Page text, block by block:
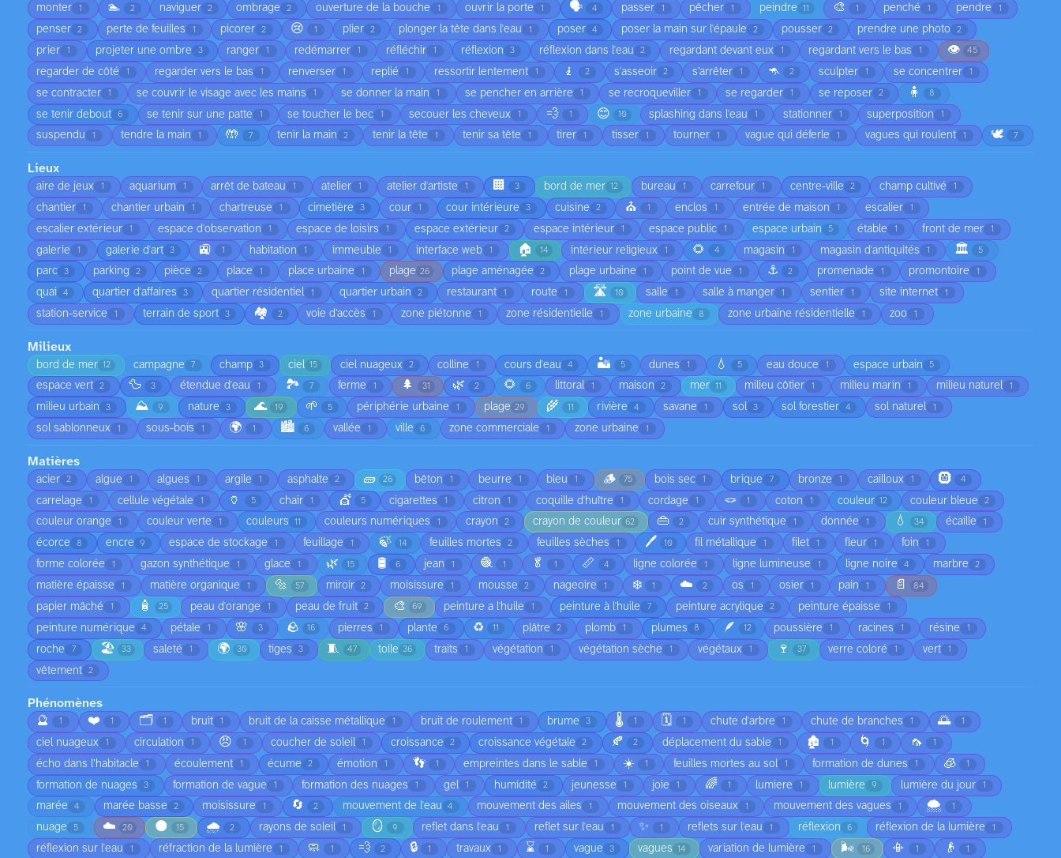
monter 1 🏊 2 naviguer 2 ombrage 2 ouverture de la bouche 1 ouvrir la porte 1 🗣️ 4 passer 1 pêcher 1 peindre 11 🎨 1 penché 1 pendre 1
penser 2 perte de feuilles 1 picorer 2 😢 1 plier 2 plonger la tête dans l'eau 1 poser 4 poser la main sur l'épaule 2 pousser 2 prendre une photo 2
prier 1 projeter une ombre 3 ranger 1 redémarrer 1 réfléchir 1 réflexion 3 réflexion dans l'eau 2 regardant devant eux 1 regardant vers le bas 1 👁️ 45
regarder de côté 1 regarder vers le bas 1 renverser 1 replié 1 ressortir lentement 1 🧎 2 s'asseoir 2 s’arrêter 1 🦘 2 sculpter 1 se concentrer 1
se contracter 1 se couvrir le visage avec les mains 1 se donner la main 1 se pencher en arrière 1 se recroqueviller 1 se regarder 1 se reposer 2 🧍 8
se tenir debout 6 se tenir sur une patte 1 se toucher le bec 1 secouer les cheveux 1 💨 1 😊 10 splashing dans l'eau 1 stationner 1 superposition 1
suspendu 1 tendre la main 1 🤲 7 tenir la main 2 tenir la tête 1 tenir sa tête 1 tirer 1 tisser 1 tourner 1 vague qui déferle 1 vagues qui roulent 1 🕊️ 7
Lieux
aire de jeux 1 aquarium 1 arrêt de bateau 1 atelier 1 atelier d'artiste 1 🏢 3 bord de mer 12 bureau 1 carrefour 1 centre-ville 2 champ cultivé 1
chantier 1 chantier urbain 1 chartreuse 1 cimetière 3 cour 1 cour intérieure 3 cuisine 2 ⛪ 1 enclos 1 entrée de maison 1 escalier 1
escalier extérieur 1 espace d'observation 1 espace de loisirs 1 espace extérieur 2 espace intérieur 1 espace public 1 espace urbain 5 étable 1 front de mer 1
galerie 1 galerie d'art 3 🚉 1 habitation 1 immeuble 1 interface web 1 🏠 14 intérieur religieux 1 🌻 4 magasin 1 magasin d'antiquités 1 🏛️ 5
parc 3 parking 2 pièce 2 place 1 place urbaine 1 plage 26 plage aménagée 2 plage urbaine 1 point de vue 1 ⚓ 2 promenade 1 promontoire 1
quai 4 quartier d'affaires 3 quartier résidentiel 1 quartier urbain 2 restaurant 1 route 1 🛣️ 10 salle 1 salle à manger 1 sentier 1 site internet 1
station-service 1 terrain de sport 3 🏘️ 2 voie d’accès 1 zone piétonne 1 zone résidentielle 1 zone urbaine 8 zone urbaine résidentielle 1 zoo 1
Milieux
bord de mer 12 campagne 7 champ 3 ciel 15 ciel nuageux 2 colline 1 cours d'eau 4 🏜️ 5 dunes 1 💧 5 eau douce 1 espace urbain 5
espace vert 2 🦆 3 étendue d'eau 1 🏞️ 7 ferme 1 🌲 31 🌿 2 🌻 6 littoral 1 maison 2 mer 11 milieu côtier 1 milieu marin 1 milieu naturel 1
milieu urbain 3 ⛰️ 9 nature 3 🌊 19 🌱 5 périphérie urbaine 1 plage 29 🌾 11 rivière 4 savane 1 sol 3 sol forestier 4 sol naturel 1
sol sablonneux 1 sous-bois 1 🌍 1 🏙️ 6 vallée 1 ville 6 zone commerciale 1 zone urbaine 1
Matières
acier 2 algue 1 algues 1 argile 1 asphalte 2 🧱 26 bêton 1 beurre 1 bleu 1 🪵 75 bois sec 1 brique 7 bronze 1 cailloux 1 🛞 4
carrelage 1 cellule végétale 1 🏺 5 chair 1 💇 5 cigarettes 1 citron 1 coquille d'huître 1 cordage 1 🪢 1 coton 1 couleur 12 couleur bleue 2
couleur orange 1 couleur verte 1 couleurs 11 couleurs numériques 1 crayon 2 crayon de couleur 62 👜 2 cuir synthétique 1 donnée 1 💧 34 écaille 1
écorce 8 encre 9 espace de stockage 1 feuillage 1 🍃 14 feuilles mortes 2 feuilles sèches 1 🖊️ 10 fil métallique 1 filet 1 fleur 1 foin 1
forme colorée 1 gazon synthétique 1 glace 1 🌿 15 🛢️ 6 jean 1 🧶 1 🥬 1 📏 4 ligne colorée 1 ligne lumineuse 1 ligne noire 4 marbre 2
matière épaisse 1 matière organique 1 🔩 57 miroir 2 moisissure 1 mousse 2 nageoire 1 ❄️ 1 ☁️ 2 os 1 osier 1 pain 1 📄 84
papier mâché 1 🧴 25 peau d'orange 1 peau de fruit 2 🎨 69 peinture a l'huile 1 peinture à l'huile 7 peinture acrylique 2 peinture épaisse 1
peinture numérique 4 pétale 1 🌸 3 🪨 16 pierres 1 plante 6 ♻️ 11 plâtre 2 plomb 1 plumes 8 🪶 12 poussière 1 racines 1 résine 1
roche 7 🏖️ 33 saleté 1 🌍 30 tiges 3 🧵 47 toile 36 traits 1 végétation 1 végétation sèche 1 végétaux 1 🍷 37 verre coloré 1 vert 1
vêtement 2
Phénomènes
🔮
1 ❤️ 1 🗂️ 1 bruit 1 bruit de la caisse métallique 1 bruit de roulement 1 brume 3 🌡️ 1 🗓️ 1 chute d'arbre 1 chute de branches 1 🌅 1
ciel nuageux 1 circulation 1 😠 1 coucher de soleil 1 croissance 2 croissance végétale 2 🍂 2 déplacement du sable 1 🏚️ 1 🌀 1 🦟 1
écho dans l’habitacle 1 écoulement 1 écume 2 émotion 1 👣 1 empreintes dans le sable 1 ☀️ 1 feuilles mortes au sol 1 formation de dunes 1 🧊 1
formation de nuages 3 formation de vague 1 formation des nuages 1 gel 1 humidité 2 jeunesse 1 joie 1 🌈 1 lumiere 1 lumière 9 lumière du jour 1
marée 4 marée basse 2 moisissure 1 🔄 2 mouvement de l'eau 4 mouvement des ailes 1 mouvement des oiseaux 1 mouvement des vagues 1 🌨️ 1
nuage 5 ☁️ 20 🌑 15 🌧️ 2 rayons de soleil 1 🪞 9 reflet dans l'eau 1 reflet sur l'eau 1 ✨ 1 reflets sur l'eau 1 réflexion 6 réflexion de la lumière 1
réflexion sur l'eau 1 réfraction de la lumière 1 🧼 1 💨 2 🔒 1 travaux 1 ⌛ 1 vague 3 vagues 14 variation de lumière 1 🌬️ 16 📳 1 👴 1